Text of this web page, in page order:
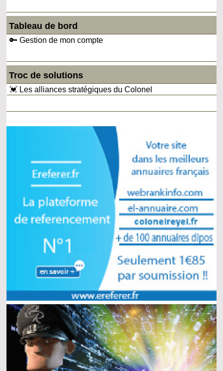
Tableau de bord
🔑 Gestion de mon compte
Troc de solutions
💓 Les alliances stratégiques du Colonel